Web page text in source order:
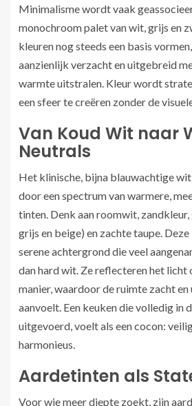
Minimalisme wordt vaak
monochroom palet van wit, grijs en
kleuren nog steeds een basis
aanzienlijk verzacht en uitgebreid
warmte uitstralen. Kleur wordt
een sfeer te creëren zonder de
Van Koud Wit naar
Neutrals
Het klinische, bijna blauwachtige
door een spectrum van warmere,
tinten. Denk aan roomwit, zandkleur,
grijs en beige) en zachte taupe.
serene achtergrond die veel
dan hard wit. Ze reflecteren het licht
manier, waardoor de ruimte zacht
aanvoelt. Een keuken die volledig in
uitgevoerd, voelt als een cocon:
harmonieus.
Aardetinten als
Voor wie meer diepte zoekt, zijn